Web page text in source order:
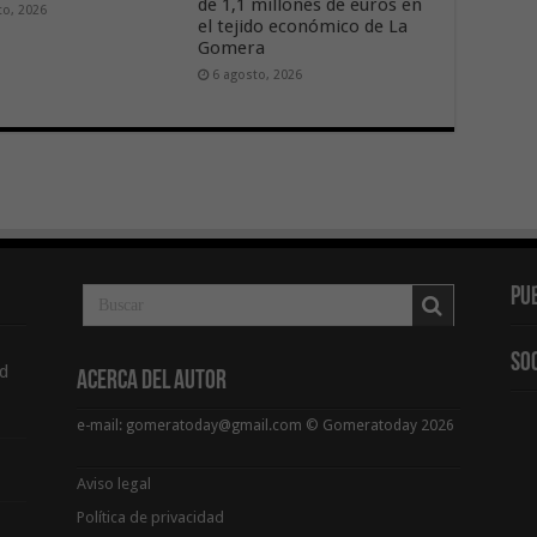
2026
el tejido económico de La
Gomera
6 agosto, 2026
Acerca del Autor
e-mail: gomeratoday@gmail.com © Gomeratoday 2026
Aviso legal
Política de privacidad